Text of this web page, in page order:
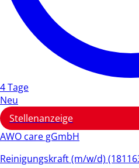
4 Tage
Neu
Stellenanzeige
AWO care gGmbH
Reinigungskraft (m/w/d)